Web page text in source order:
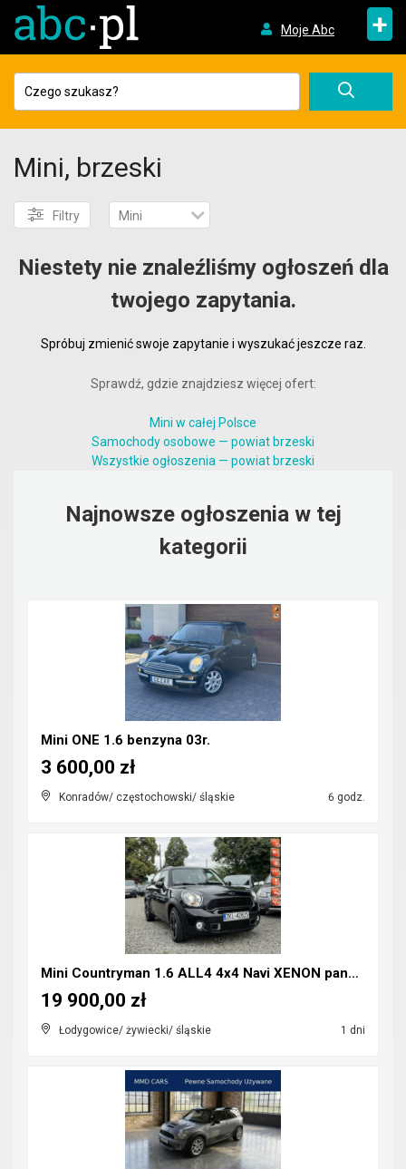
Moje Abc +
Mini, brzeski
Filtry Mini
Niestety nie znaleźliśmy ogłoszeń dla
twojego zapytania.
Spróbuj zmienić swoje zapytanie i wyszukać jeszcze raz.
Sprawdź, gdzie znajdziesz więcej ofert:
Mini w całej Polsce
Samochody osobowe — powiat brzeski
Wszystkie ogłoszenia — powiat brzeski
Najnowsze ogłoszenia w tej
kategorii
Mini ONE 1.6 benzyna 03r.
Konradów/ częstochowski/ śląskie 6 godz.
3 600,00 zł
Mini Countryman 1.6 ALL4 4x4 Navi XENON panorama
Łodygowice/ żywiecki/ śląskie 1 dni
19 900,00 zł